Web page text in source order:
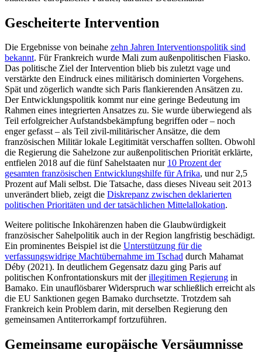
Gescheiterte Intervention
Die Ergebnisse von beinahe zehn Jahren Interventionspolitik sind
bekannt. Für Frankreich wurde Mali zum außenpolitischen Fiasko.
Das politische Ziel der Intervention blieb bis zuletzt vage und
verstärkte den Eindruck eines militärisch dominierten Vorgehens.
Spät und zögerlich wandte sich Paris flankierenden Ansätzen zu.
Der Entwicklungspolitik kommt nur eine geringe Bedeutung im
Rahmen eines integrierten Ansatzes zu. Sie wurde überwiegend als
Teil erfolgreicher Aufstandsbekämpfung begriffen oder – noch
enger gefasst – als Teil zivil-militärischer Ansätze, die dem
französischen Militär lokale Legitimität verschaffen sollten. Obwohl
die Regierung die Sahelzone zur außenpolitischen Priorität erklärte,
entfielen 2018 auf die fünf Sahelstaaten nur 10 Prozent der
gesamten französischen Entwicklungshilfe für Afrika, und nur 2,5
Prozent auf Mali selbst. Die Tatsache, dass dieses Niveau seit 2013
unverändert blieb, zeigt die Diskrepanz zwischen deklarierten
politischen Prioritäten und der tatsächlichen Mittelallokation.
Weitere politische Inkohärenzen haben die Glaubwürdigkeit
französischer Sahelpolitik auch in der Region langfristig beschädigt.
Ein prominentes Beispiel ist die Unterstützung für die
verfassungswidrige Machtübernahme im Tschad durch Mahamat
Déby (2021). In deutlichem Gegensatz dazu ging Paris auf
politischen Konfrontationskurs mit derillegitimen Regierung in
Bamako. Ein unauflösbarer Widerspruch war schließlich erreicht als
die EU Sanktionen gegen Bamako durchsetzte. Trotzdem sah
Frankreich kein Problem darin, mit derselben Regierung den
gemeinsamen Antiterrorkampf fortzuführen.
Gemeinsame europäische Versäumnisse